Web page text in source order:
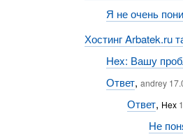
Я не очень
Хостинг Arbatek.ru
Hex: Вашу
Ответ, andrey
Ответ, Hex
Не